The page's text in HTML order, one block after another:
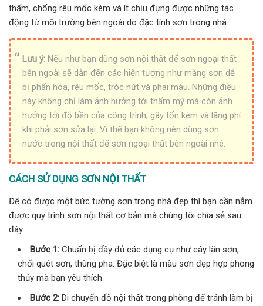
thấm, chống rêu mốc kém và ít chịu đựng được những tác
động từ môi trường bên ngoài do đặc tính sơn trong nhà.
Lưu ý: Nếu như bạn dùng sơn nội thất để sơn ngoại thất
bên ngoài sẽ dẫn đến các hiện tượng như màng sơn dễ
bị phấn hóa, rêu mốc, tróc nứt và phai màu. Những điều
này không chỉ làm ảnh hưởng tới thẩm mỹ mà còn ảnh
hưởng tới độ bền của công trình, gây tốn kém và lãng phí
khi phải sơn sửa lại. Vì thế bạn không nên dùng sơn
nước trong nội thất để sơn ngoại thất bên ngoài nhé.
CÁCH SỬ DỤNG SƠN NỘI THẤT
Để có được một bức tường sơn trong nhà đẹp thì bạn cần nắm
được quy trình sơn nội thất cơ bản mà chúng tôi chia sẻ sau
đây:
Bước 1: Chuẩn bị đầy đủ các dụng cụ như cây lăn sơn,
chổi quét sơn, thùng pha. Đặc biệt là màu sơn đẹp hợp phong
thủy mà bạn yêu thích.
Bước 2: Di chuyển đồ nội thất trong phòng để tránh làm bị